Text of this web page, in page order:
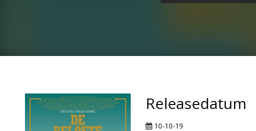
Releasedatum
10-10-19